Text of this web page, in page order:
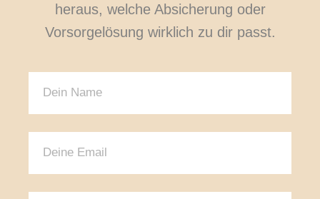
heraus, welche Absicherung oder
Vorsorgelösung wirklich zu dir passt.